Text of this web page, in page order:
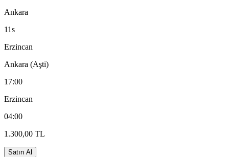
Ankara
11s
Erzincan
Ankara (Aşti)
17:00
Erzincan
04:00
1.300,00 TL
Satın Al